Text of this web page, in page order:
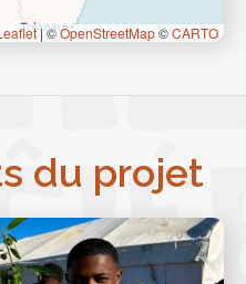
|©OpenStreetMap©CARTO
du projet